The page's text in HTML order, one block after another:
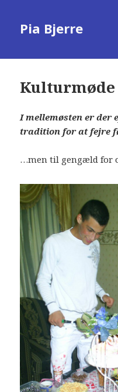
Pia Bjerre
Kulturmøde
I mellemøsten er der
tradition for at fejre
…men til gengæld for